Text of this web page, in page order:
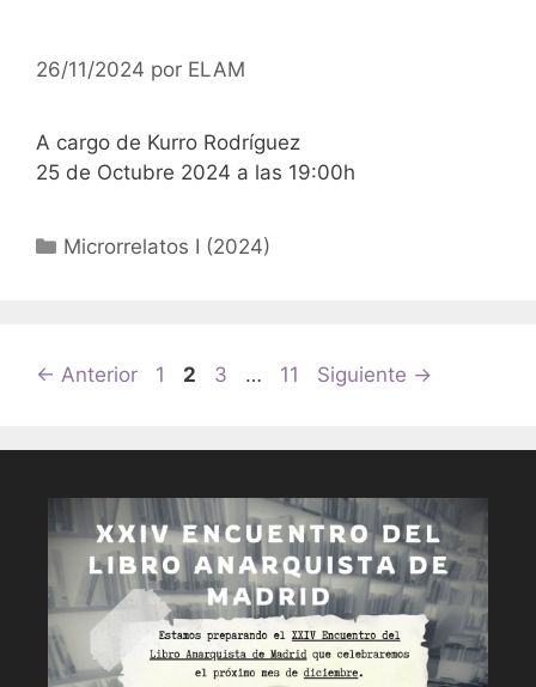
26/11/2024 por ELAM
A cargo de Kurro Rodríguez
25 de Octubre 2024 a las 19:00h
Categorías
Microrrelatos I (2024)
← Anterior Página
1 Página
2 Página
3 … Página
11 Siguiente →